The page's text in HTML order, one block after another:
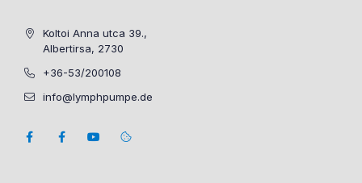
Koltoi Anna utca 39.,
Albertirsa, 2730
+36-53/200108
info@lymphpumpe.de